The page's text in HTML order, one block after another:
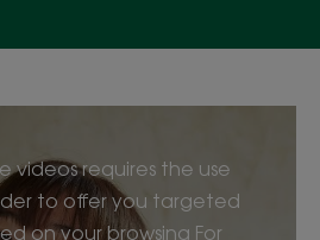
videos requires the use
to offer you targeted
on your browsing For